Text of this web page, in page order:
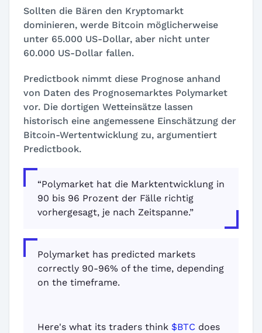
Sollten die Bären den Kryptomarkt
dominieren, werde Bitcoin möglicherweise
unter 65.000 US-Dollar, aber nicht unter
60.000 US-Dollar fallen.
Predictbook nimmt diese Prognose anhand
von Daten des Prognosemarktes Polymarket
vor. Die dortigen Wetteinsätze lassen
historisch eine angemessene Einschätzung der
Bitcoin-Wertentwicklung zu, argumentiert
Predictbook.
“Polymarket hat die Marktentwicklung in
90 bis 96 Prozent der Fälle richtig
vorhergesagt, je nach Zeitspanne.”
Polymarket has predicted markets
correctly 90-96% of the time, depending
on the timeframe.
Here's what its traders think $BTC does